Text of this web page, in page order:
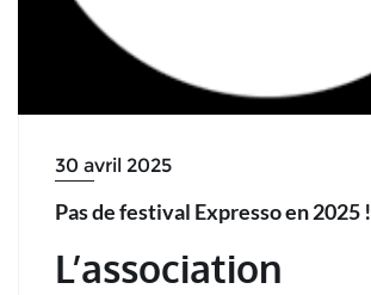
30 avril 2025
Pas de festival Expresso en 2025 !
L’association